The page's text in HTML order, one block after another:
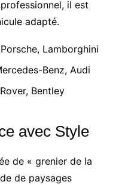
il est
adapté.
Porsche, Lamborghini
Benz, Audi
Bentley
avec Style
de « grenier de la
de paysages